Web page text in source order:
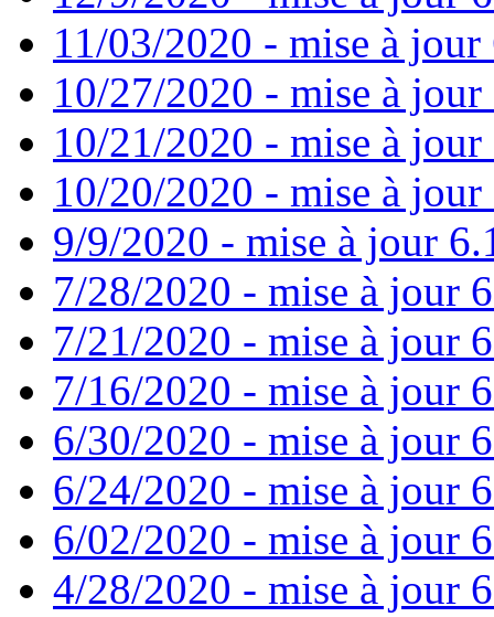
11/03/2020 - mise à jour
10/27/2020 - mise à jour
10/21/2020 - mise à jour
10/20/2020 - mise à jour
9/9/2020 - mise à jour
7/28/2020 - mise à jour
7/21/2020 - mise à jour
7/16/2020 - mise à jour
6/30/2020 - mise à jour
6/24/2020 - mise à jour
6/02/2020 - mise à jour
4/28/2020 - mise à jour